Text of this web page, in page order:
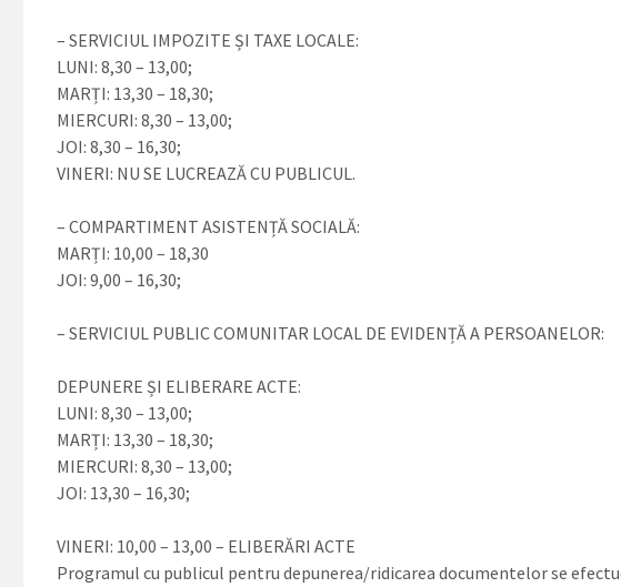
– SERVICIUL IMPOZITE ȘI TAXE LOCALE:
LUNI: 8,30 – 13,00;
MARȚI: 13,30 – 18,30;
MIERCURI: 8,30 – 13,00;
JOI: 8,30 – 16,30;
VINERI: NU SE LUCREAZĂ CU PUBLICUL.
– COMPARTIMENT ASISTENȚĂ SOCIALĂ:
MARȚI: 10,00 – 18,30
JOI: 9,00 – 16,30;
– SERVICIUL PUBLIC COMUNITAR LOCAL DE EVIDENȚĂ A PERSOANELOR:
DEPUNERE ȘI ELIBERARE ACTE:
LUNI: 8,30 – 13,00;
MARȚI: 13,30 – 18,30;
MIERCURI: 8,30 – 13,00;
JOI: 13,30 – 16,30;
VINERI: 10,00 – 13,00 – ELIBERĂRI ACTE
Programul cu publicul pentru depunerea/ridicarea documentelor se